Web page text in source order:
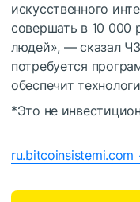
искусственного
совершать в 10 000
людей», — сказал
потребуется
обеспечит
*Это не
ru.bitcoinsistemi.com